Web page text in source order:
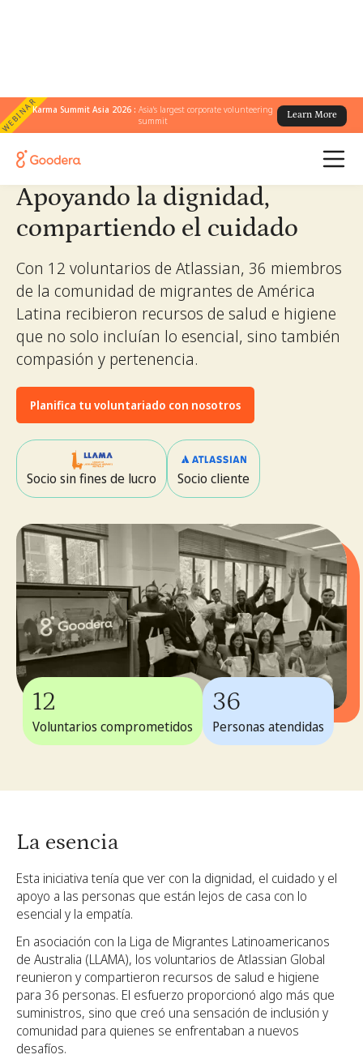
WEBINARKarma Summit Asia 2026 :Asia's largest corporate volunteering
summit
Learn More
← Todas las historias/
Apoyando la dignidad, compartiendo el cuidado
Apoyando la dignidad,
compartiendo el cuidado
Con 12 voluntarios de Atlassian, 36 miembros
de la comunidad de migrantes de América
Latina recibieron recursos de salud e higiene
que no solo incluían lo esencial, sino también
compasión y pertenencia.
Planifica tu voluntariado con nosotros
Socio sin fines de lucro Socio cliente
12
Voluntarios comprometidos
36
Personas atendidas
La esencia
Esta iniciativa tenía que ver con la dignidad, el cuidado y el
apoyo a las personas que están lejos de casa con lo
esencial y la empatía.
En asociación con la Liga de Migrantes Latinoamericanos
de Australia (LLAMA), los voluntarios de Atlassian Global
reunieron y compartieron recursos de salud e higiene
para 36 personas. El esfuerzo proporcionó algo más que
suministros, sino que creó una sensación de inclusión y
comunidad para quienes se enfrentaban a nuevos
desafíos.